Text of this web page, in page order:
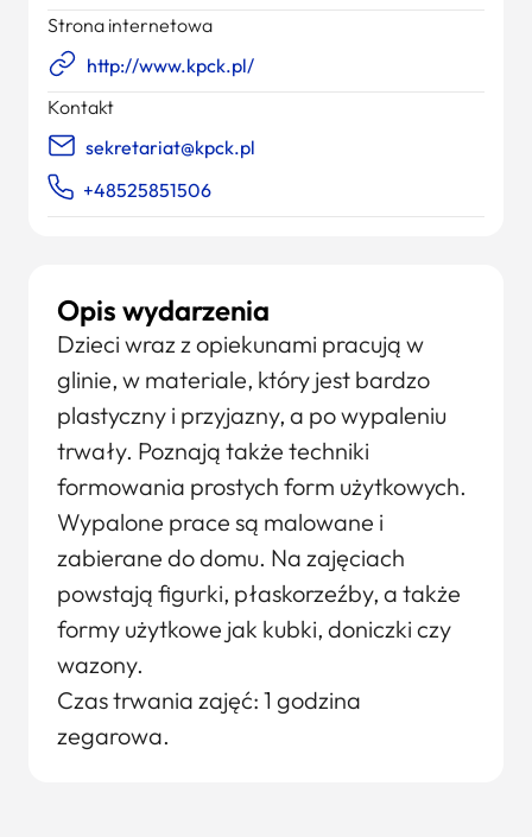
Opis wydarzenia
Dzieci wraz z opiekunami pracują w
glinie, w materiale, który jest bardzo
plastyczny i przyjazny, a po wypaleniu
trwały. Poznają także techniki
formowania prostych form użytkowych.
Wypalone prace są malowane i
zabierane do domu. Na zajęciach
powstają figurki, płaskorzeźby, a także
formy użytkowe jak kubki, doniczki czy
wazony.
Czas trwania zajęć: 1 godzina
zegarowa.
Strona internetowa
http://www.kpck.pl/
Kontakt
sekretariat@kpck.pl
+48525851506